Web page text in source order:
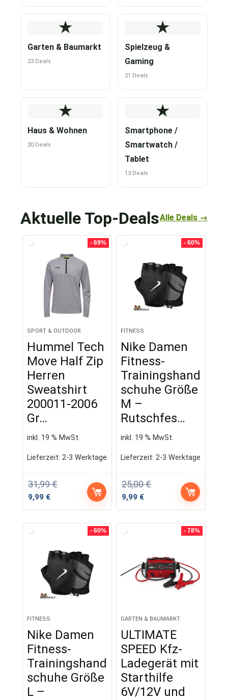
★
Garten & Baumarkt
23 Deals
★
Spielzeug &
Gaming
21 Deals
★
Haus & Wohnen
20 Deals
★
Smartphone /
Smartwatch /
Tablet
13 Deals
Aktuelle Top-DealsAlle Deals →
- 69%
SPORT & OUTDOOR
Hummel Tech
Move Half Zip
Herren
Sweatshirt
200011-2006
Gr…
31,99€
Ursprünglicher
9,99 €Aktueller
inkl. 19 % MwSt.
Lieferzeit: 2-3 Werktage
- 60%
FITNESS
Nike Damen
Fitness-
Trainingshand
schuhe Größe
M –
Rutschfes…
25,00€
Ursprünglicher
9,99 €Aktueller
inkl. 19 % MwSt.
Lieferzeit: 2-3 Werktage
- 60%
FITNESS
Nike Damen
Fitness-
Trainingshand
schuhe Größe
L –
- 78%
GARTEN & BAUMARKT
ULTIMATE
SPEED Kfz-
Ladegerät mit
Starthilfe
6V/12V und